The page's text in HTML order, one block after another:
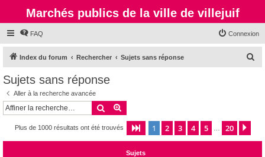
Marchés publics de la ville de villejuif
FAQ Connexion
Index du forum Rechercher Sujets sans réponse
c
Sujets sans réponse
Aller à la recherche avancée
Rechercher
Plus de 1000 résultats ont été trouvés Page 1sur20
1 2 3 4 5 20
Sujets